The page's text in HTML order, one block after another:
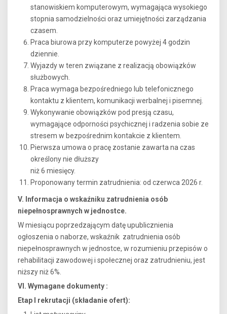
stanowiskiem komputerowym, wymagająca wysokiego
stopnia samodzielności oraz umiejętności zarządzania
czasem.
Praca biurowa przy komputerze powyżej 4 godzin
dziennie.
Wyjazdy w teren związane z realizacją obowiązków
służbowych.
Praca wymaga bezpośredniego lub telefonicznego
kontaktu z klientem, komunikacji werbalnej i pisemnej.
Wykonywanie obowiązków pod presją czasu,
wymagające odporności psychicznej i radzenia sobie ze
stresem w bezpośrednim kontakcie z klientem.
Pierwsza umowa o pracę zostanie zawarta na czas
określony nie dłuższy
niż 6 miesięcy.
Proponowany termin zatrudnienia: od czerwca 2026 r.
V. Informacja o wskaźniku zatrudnienia osób
niepełnosprawnych w jednostce.
W miesiącu poprzedzającym datę upublicznienia
ogłoszenia o naborze, wskaźnik zatrudnienia osób
niepełnosprawnych w jednostce, w rozumieniu przepisów o
rehabilitacji zawodowej i społecznej oraz zatrudnieniu, jest
niższy niż 6%.
VI. Wymagane dokumenty :
Etap I rekrutacji (składanie ofert):